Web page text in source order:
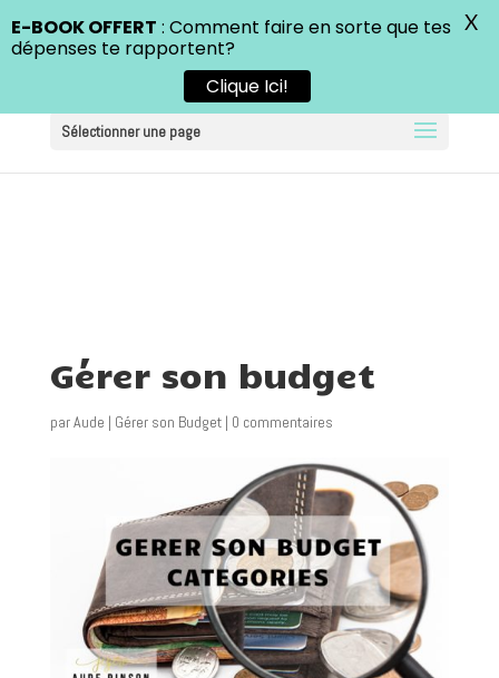
Sélectionner une page
Gérer son budget
parAude | Gérer son Budget| 0 commentaires
E-BOOK OFFERT : Comment faire en sorte que tes
dépenses te rapportent?
Clique Ici!
X